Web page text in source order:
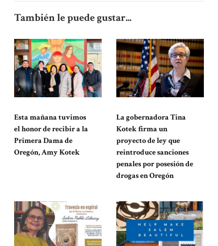
También le puede gustar...
Esta mañana tuvimos
el honor de recibir a la
Primera Dama de
Oregón, Amy Kotek
La gobernadora Tina
Kotek firma un
proyecto de ley que
reintroduce sanciones
penales por posesión de
drogas en Oregón